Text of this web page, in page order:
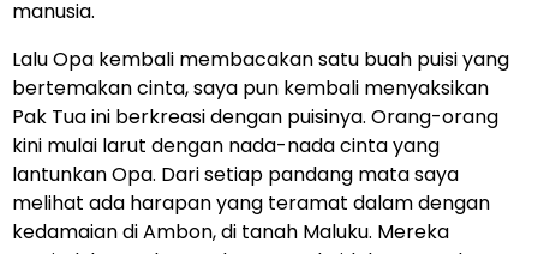
manusia.
Lalu Opa kembali membacakan satu buah puisi yang
bertemakan cinta, saya pun kembali menyaksikan
Pak Tua ini berkreasi dengan puisinya. Orang-orang
kini mulai larut dengan nada-nada cinta yang
lantunkan Opa. Dari setiap pandang mata saya
melihat ada harapan yang teramat dalam dengan
kedamaian di Ambon, di tanah Maluku. Mereka